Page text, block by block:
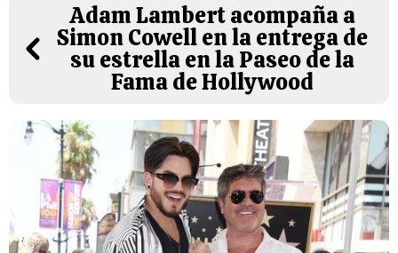
Adam Lambert acompaña a
Simon Cowell en la entrega de
su estrella en la Paseo de la
Fama de Hollywood